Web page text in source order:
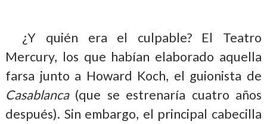
¿Y quién era el culpable? El Teatro
Mercury, los que habían elaborado aquella
farsa junto a Howard Koch, el guionista de
Casablanca (que se estrenaría cuatro años
después). Sin embargo, el principal cabecilla